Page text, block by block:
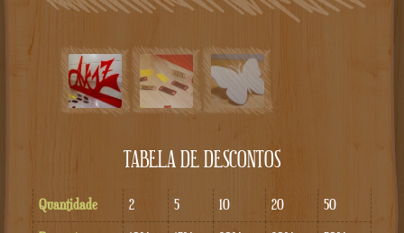
TABELA DE DESCONTOS
Quantidade 2 5 10 20
50